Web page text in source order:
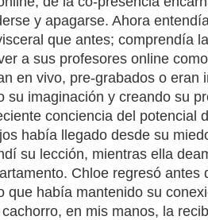
y apagarse. Ahora
que antes; comprendía
a sus profesores online
en vivo, pre-grabados o eran
su imaginación y creando su
conciencia del potencial
había llegado desde su
su lección, mientras ella
Chloe regresó antes
que había mantenido su
en mis manos, la